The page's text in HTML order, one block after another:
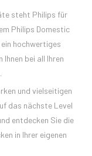
steht Philips für
Philips Domestic
hochwertiges
bei all Ihren
und vielseitigen
das nächste Level
entdecken Sie die
in Ihrer eigenen